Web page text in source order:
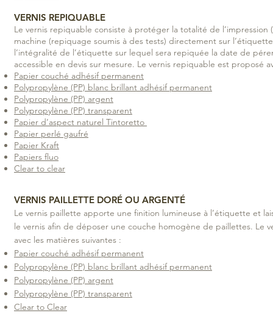
VERNIS REPIQUABLE
Le vernis repiquable consiste à protéger la totalité de l’impression
machine (repiquage soumis à des tests) directement sur
l’intégralité de l’étiquette sur lequel sera repiquée la date de
accessible en devis sur mesure. Le vernis repiquable est proposé
Papier couché adhésif permanent
Polypropylène (PP) blanc brillant adhésif permanent
Polypropylène (PP) argent
Polypropylène (PP) transparent
Papier d’aspect naturel Tintoretto
Papier perlé gaufré
Papier Kraft
Papiers fluo
Clear to clear
VERNIS PAILLETTE DORÉ OU ARGENTÉ
Le vernis paillette apporte une finition lumineuse à l’étiquette et
le vernis afin de déposer une couche homogène de paillettes. Le
avec les matières suivantes :
Papier couché adhésif permanent
Polypropylène (PP) blanc brillant adhésif permanent
Polypropylène (PP) argent
Polypropylène (PP) transparent
Clear to Clear